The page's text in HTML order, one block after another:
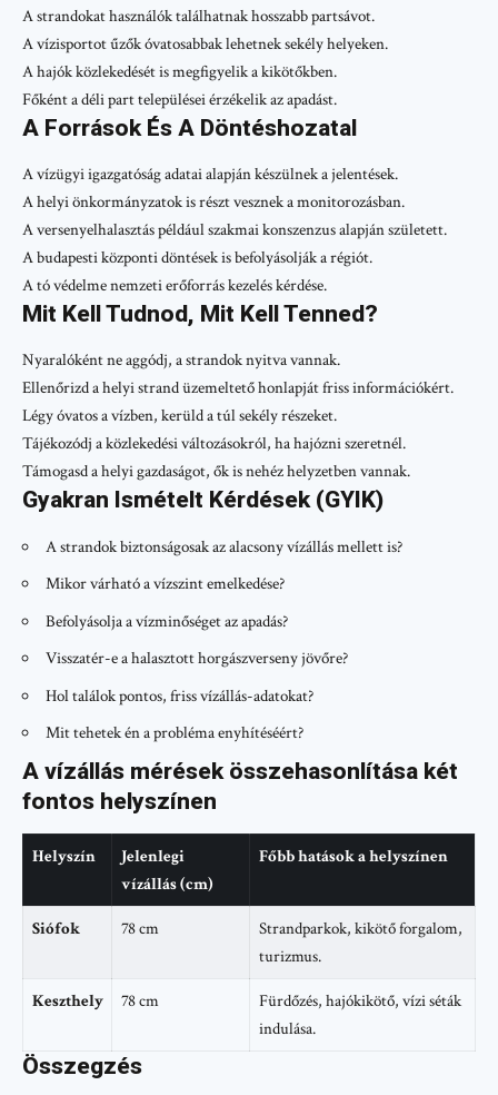
A strandokat használók találhatnak hosszabb partsávot.
A vízisportot űzők óvatosabbak lehetnek sekély helyeken.
A hajók közlekedését is megfigyelik a kikötőkben.
Főként a déli part települései érzékelik az apadást.
A Források És A Döntéshozatal
A vízügyi igazgatóság adatai alapján készülnek a jelentések.
A helyi önkormányzatok is részt vesznek a monitorozásban.
A versenyelhalasztás például szakmai konszenzus alapján született.
A budapesti központi döntések is befolyásolják a régiót.
A tó védelme nemzeti erőforrás kezelés kérdése.
Mit Kell Tudnod, Mit Kell Tenned?
Nyaralóként ne aggódj, a strandok nyitva vannak.
Ellenőrizd a helyi strand üzemeltető honlapját friss információkért.
Légy óvatos a vízben, kerüld a túl sekély részeket.
Tájékozódj a közlekedési változásokról, ha hajózni szeretnél.
Támogasd a helyi gazdaságot, ők is nehéz helyzetben vannak.
Gyakran Ismételt Kérdések (GYIK)
A strandok biztonságosak az alacsony vízállás mellett is?
Mikor várható a vízszint emelkedése?
Befolyásolja a vízminőséget az apadás?
Visszatér-e a halasztott horgászverseny jövőre?
Hol találok pontos, friss vízállás-adatokat?
Mit tehetek én a probléma enyhítéséért?
A vízállás mérések összehasonlítása két
fontos helyszínen
Helyszín
Jelenlegi
vízállás (cm)
Főbb hatások a helyszínen
Siófok 78 cm
Strandparkok, kikötő forgalom,
turizmus.
Keszthely 78 cm
Fürdőzés, hajókikötő, vízi séták
indulása.
Összegzés